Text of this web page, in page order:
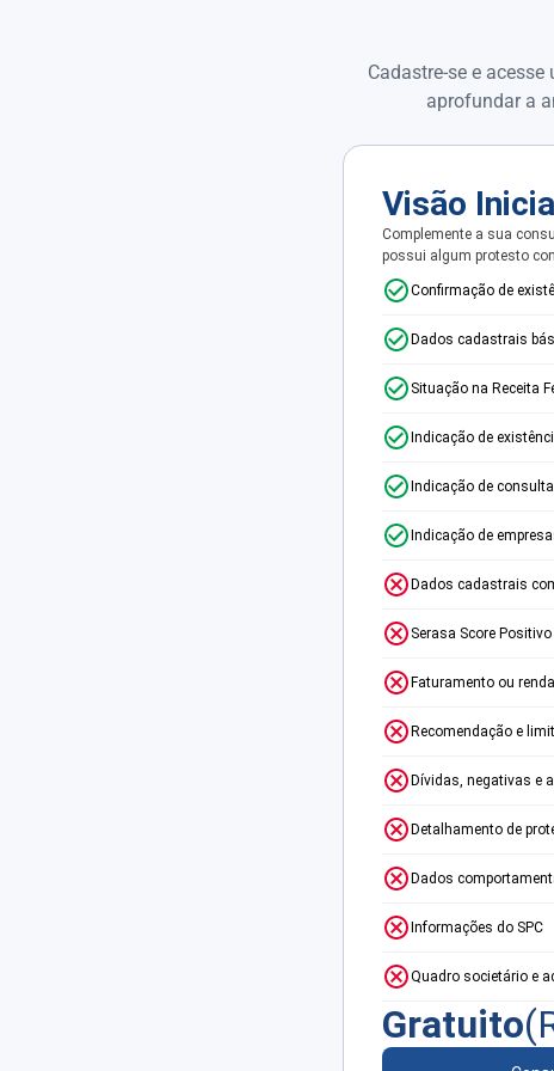
Cadastre-se e
aprofundar a
Visão
Complemente a sua
possui algum protesto
Confirmação de
Dados cadastrais
Situação na Receita
Indicação de
Indicação de
Indicação de
Dados cadastrais
Serasa Score Positivo
Faturamento ou
Recomendação e
Dívidas, negativas e
Detalhamento de
Dados
Informações do SPC
Quadro societário e
Gratuito